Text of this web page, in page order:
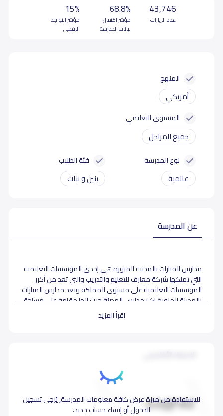
43,746
عدد الزيارات
68.8%
مؤشر اكتمال
بيانات المدرسة
15%
مؤشر التواجد
الرقمي
المنهج
أمريكي
المستوى التعليمي
جميع المراحل
نوع المدرسة
عالمية
فئة الطلاب
بنين و بنات
عن المدرسة
اقرأ المزيد
مدارس المنارات بالمدينة المنورة هي إحدى المؤسسات التعليمية
التي تملكها شركة معارف للتعليم والتدريب والتي تعد من أكبر
المؤسسات التعليمية على مستوى المملكة وتعد مدارس المنارات
بالمدينة المنورة اكبر مدارس المدينة حيث انها مقامة على مساحة
3- القسم العالمي بنين : ويشمل المرحلة الابتدائية والمرحلة
4- القسم العربي بنين : ويشمل المراحل الثلاث ابتدائي – متوسط
5- القسم العربي بنات : ويشمل المراحل الثلاث ابتدائي – متوسط
– ثانوي
للاستفادة من ميزة عرض كافة معلومات المدرسة, يُرجى تسجيل
الدخول أو إنشاء حساب جديد.